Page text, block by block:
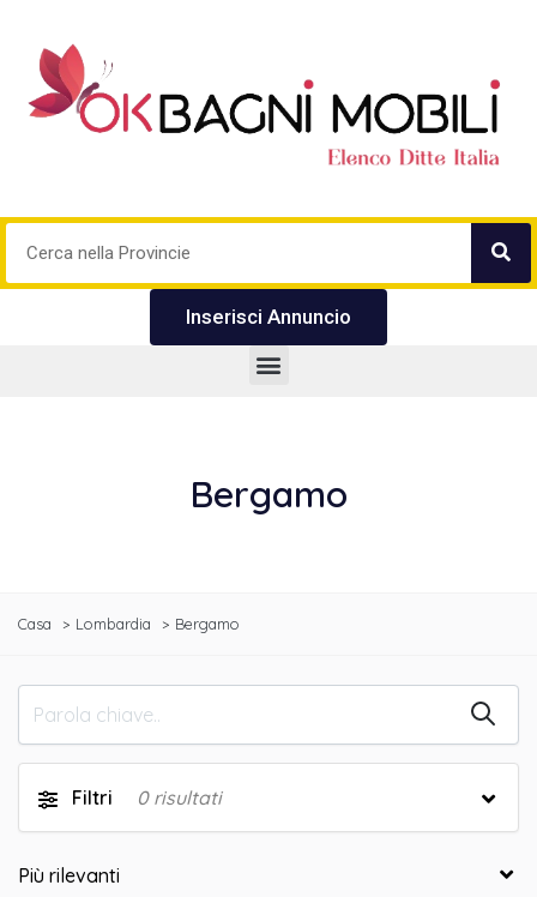
Inserisci Annuncio
Bergamo
Casa Lombardia Bergamo
Filtri 0risultati